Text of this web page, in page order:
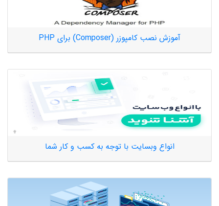
آموزش نصب کامپوزر (Composer) برای PHP
انواع وبسایت با توجه به کسب و کار شما